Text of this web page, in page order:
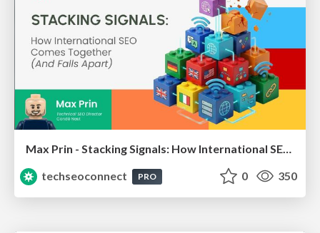
Max Prin - Stacking Signals: How International SEO Comes Together (And Falls Apart)
techseoconnect
PRO 0 350